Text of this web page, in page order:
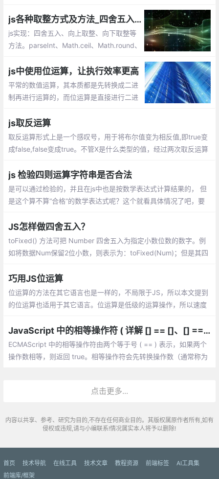
js各种取整方式及方法_四舍五入、向上取整、向下取整
js实现：四舍五入、向上取整、向下取整等
方法。parseInt、Math.ceil、Math.round、
js中使用位运算，让执行效率更高
平常的数值运算，其本质都是先转换成二进
制再进行运算的，而位运算是直接进行二进
较高的，由于位运算的博大精深，下面通过
一些在js中使用位运算的实例
js取反运算
取反运算形式上是一个感叹号，用于将布尔值变为相反值,即true变
成false,false变成true。不管X是什么类型的值，经过两次取反运算
是将一个值转成布尔值的简便写法。
js 检验四则运算字符串是否合法
是可以通过检验的，并且在js中也是按数学表达式计算结果的， 但
是这个算不算“合格”的数学表达式呢？这个就看具体情况了吧，要
JS怎样做四舍五入？
toFixed() 方法可把 Number 四舍五入为指定小数位数的数字。例
如将数据Num保留2位小数，则表示为：toFixed(Num)；但是其四
巧用JS位运算
位运算的方法在其它语言也是一样的，不局限于JS，所以本文提到
的位运算也适用于其它语言。位运算是低级的运算操作，所以速度
JavaScript 中的相等操作符 ( 详解 [] == []、[] == ![]、{} == !{} )
ECMAScript 中的相等操作符由两个等于号 ( == ) 表示，如果两个
操作数相等，则返回 true。相等操作符会先转换操作数（通常称为
点击更多...
内容以共享、参考、研究为目的,不存在任何商业目的。其版权属原作者所有,如有
侵权或违规,请与小编联系!情况属实本人将予以删除!
首页 技术导航 在线工具 技术文章 教程资源 前端标签
AI工具集
前端库/框架